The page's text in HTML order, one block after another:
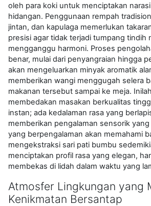
oleh para koki untuk menciptakan
hidangan. Penggunaan rempah
jintan, dan kapulaga memerlukan
presisi agar tidak terjadi tumpang tindih
mengganggu harmoni. Proses
benar, mulai dari penyangraian hingga
akan mengeluarkan minyak aromatik
memberikan wangi menggugah selera
makanan tersebut sampai ke meja.
membedakan masakan berkualitas
instan; ada kedalaman rasa yang
memberikan pengalaman sensorik
yang berpengalaman akan memahami
mengekstraksi sari pati bumbu
menciptakan profil rasa yang elegan,
membekas di lidah dalam waktu yang
Atmosfer Lingkungan yang
Kenikmatan Bersantap